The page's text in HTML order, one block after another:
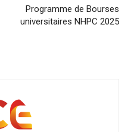
Programme de Bourses
universitaires NHPC 2025